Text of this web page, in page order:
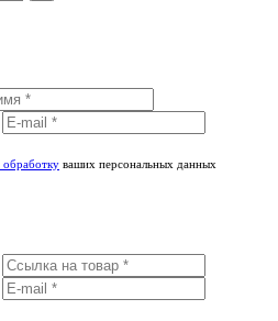
обработку ваших персональных данных